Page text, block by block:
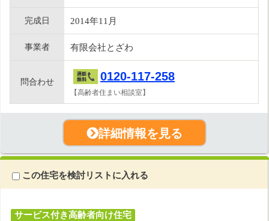
完成日 2014年11月
事業者 有限会社とざわ
問合わせ 0120-117-258
【高齢者住まい相談室】
詳細情報を見る
この住宅を検討リストに入れる
サービス付き高齢者向け住宅